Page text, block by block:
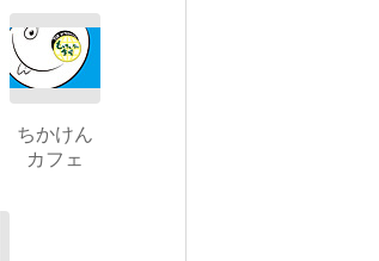
ちかけん
カフェ